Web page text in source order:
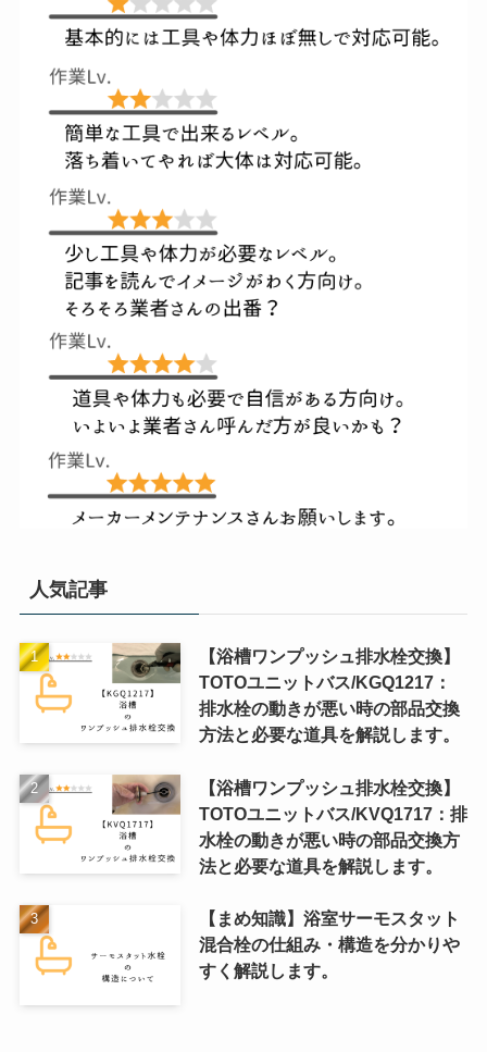
人気記事
【浴槽ワンプッシュ排水栓交換】
TOTOユニットバス/KGQ1217：
排水栓の動きが悪い時の部品交換
方法と必要な道具を解説します。
【浴槽ワンプッシュ排水栓交換】
TOTOユニットバス/KVQ1717：排
水栓の動きが悪い時の部品交換方
法と必要な道具を解説します。
【まめ知識】浴室サーモスタット
混合栓の仕組み・構造を分かりや
すく解説します。